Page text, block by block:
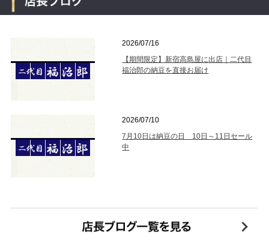
2026/07/16
【期間限定】新宿高島屋に出店｜二代目
福治郎の納豆を直接お届け
2026/07/10
7月10日は納豆の日 10日～11日セール
中